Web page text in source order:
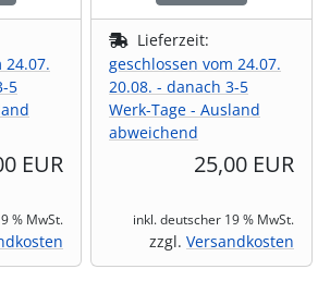
24.07.
5
EUR
% MwSt.
Lieferzeit:
geschlossen vom 24.07.
20.08. - danach 3-5
Werk-Tage - Ausland
abweichend
25,00 EUR
inkl. deutscher 19 % MwSt.
zzgl. Versandkosten